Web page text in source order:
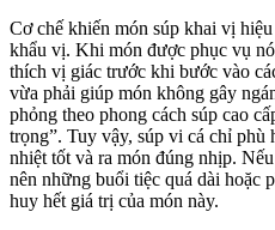
Cơ chế khiến món súp khai vị
khẩu vị. Khi món được phục vụ
thích vị giác trước khi bước vào
vừa phải giúp món không gây
phỏng theo phong cách súp cao
trọng”. Tuy vậy, súp vi cá chỉ phù
nhiệt tốt và ra món đúng nhịp.
nên những buổi tiệc quá dài hoặc
huy hết giá trị của món này.